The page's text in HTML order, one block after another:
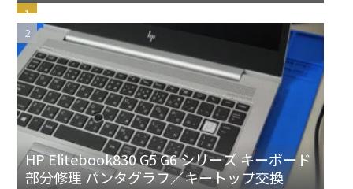
HP Elitebook830 G5 G6 シリーズ キーボード
部分修理 パンタグラフ／キートップ交換